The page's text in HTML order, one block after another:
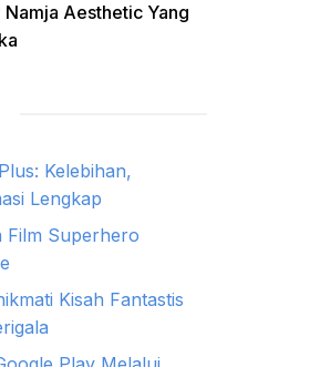
Namja Aesthetic Yang
Kelebihan,
Lengkap
Film Superhero
Kisah Fantastis